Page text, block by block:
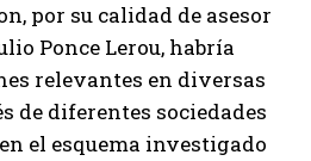
por su calidad de asesor
Ponce Lerou, habría
relevantes en diversas
de diferentes sociedades
el esquema investigado